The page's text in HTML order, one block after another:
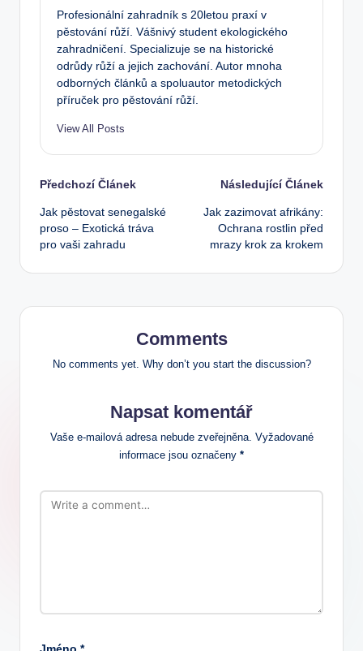
Profesionální zahradník s 20letou praxí v
pěstování růží. Vášnivý student ekologického
zahradničení. Specializuje se na historické
odrůdy růží a jejich zachování. Autor mnoha
odborných článků a spoluautor metodických
příruček pro pěstování růží.
View All Posts
Post
navigation
Předchozí Článek
Jak pěstovat senegalské
proso – Exotická tráva
pro vaši zahradu
Následující Článek
Jak zazimovat afrikány:
Ochrana rostlin před
mrazy krok za krokem
Comments
No comments yet. Why don’t you start the discussion?
Napsat komentář
Vaše e-mailová adresa nebude zveřejněna. Vyžadované
informace jsou označeny *